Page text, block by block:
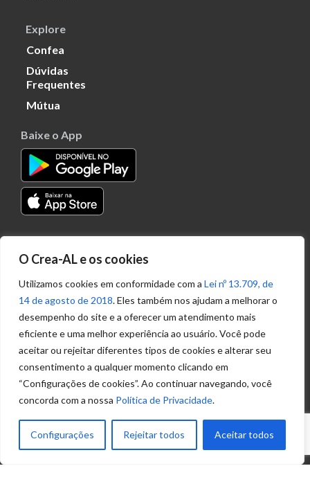
O Crea-AL e os cookies
Utilizamos cookies em conformidade com a Lei nº 13.709, de
14 de agosto de 2018. Eles também nos ajudam a melhorar o
desempenho do site e a oferecer um atendimento mais
eficiente e uma melhor experiência ao usuário. Você pode
aceitar ou rejeitar diferentes tipos de cookies e alterar seu
consentimento a qualquer momento clicando em
“Configurações de cookies”. Ao continuar navegando, você
concorda com a nossa Política de Privacidade.
Configurações Rejeitar todos Aceitar todos
Explore
Confea
Dúvidas
Frequentes
Mútua
Baixe o App
Transparência
Portal
Acesso à
Informação
Política de
Privacidade de
Ouvidoria
(82) 2123 0864
ouvidoria@crea-al.org.br
Fale Conosco